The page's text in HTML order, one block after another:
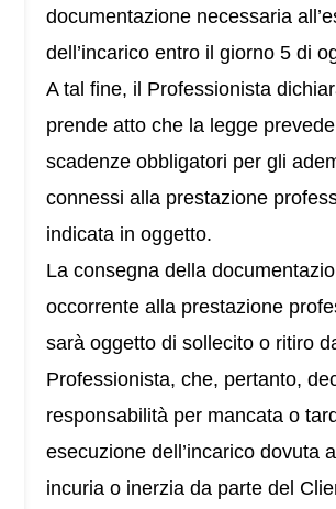
documentazione necessaria
dell’incarico entro il giorno 5 di
A tal fine, il Professionista
prende atto che la legge
scadenze obbligatori per gli
connessi alla prestazione
indicata in oggetto.
La consegna della
occorrente alla prestazione
sarà oggetto di sollecito o ritiro
Professionista, che, pertanto,
responsabilità per mancata o
esecuzione dell’incarico dovuta
incuria o inerzia da parte del